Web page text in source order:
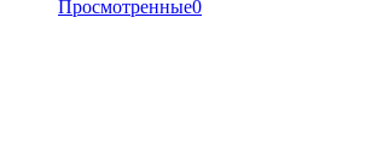
Просмотренные0